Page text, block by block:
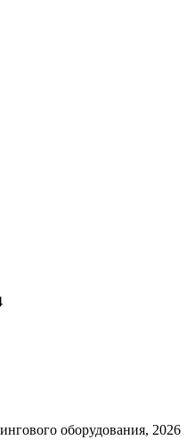
оборудования, 2026